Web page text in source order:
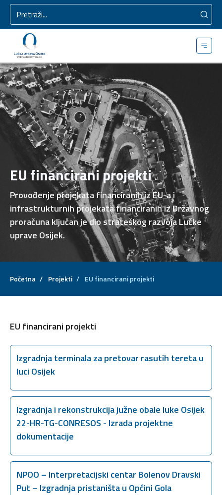
EU financirani projekti
Provođenje projekata financiranih iz EU-a i
infrastrukturnih projekata financiranih iz Državnog
proračuna ključan je dio strateškog razvoja Lučke
uprave Osijek.
Početna / Projekti / EU financirani projekti
EU financirani projekti
Izgradnja terminala za pretovar rasutih tereta u
luci Osijek
Izgradnja i rekonstrukcija južne obale luke Osijek
22-HR-TG-CONRESOS - Izrada projektne
dokumentacije
NPOO – Interpretacijski centar Bolenov Dravski
Put – Izgradnja pristaništa u Općini Gola